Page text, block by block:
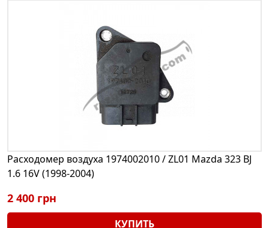
Расходомер воздуха 1974002010 / ZL01 Mazda 323 BJ
1.6 16V (1998-2004)
2 400 грн
КУПИТЬ